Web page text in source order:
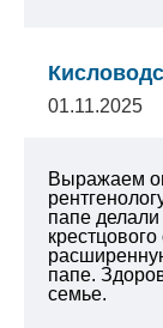
01.11.2025
Выражаем
папе
папе.
семье.